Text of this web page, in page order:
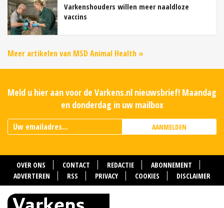
Varkenshouders willen meer naaldloze
vaccins
Meer artikelen van MSD Animal Health »
Meld u hier aan voor de Varkens.nl nieuwsbrief! Maandag
en donderdag in uw mailbox
AANMELDEN
OVER ONS CONTACT REDACTIE
ABONNEMENT
ADVERTEREN
RSS PRIVACY COOKIES DISCLAIMER